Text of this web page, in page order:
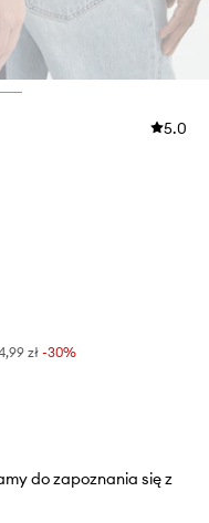
5.0
zł -30%
do zapoznania się z